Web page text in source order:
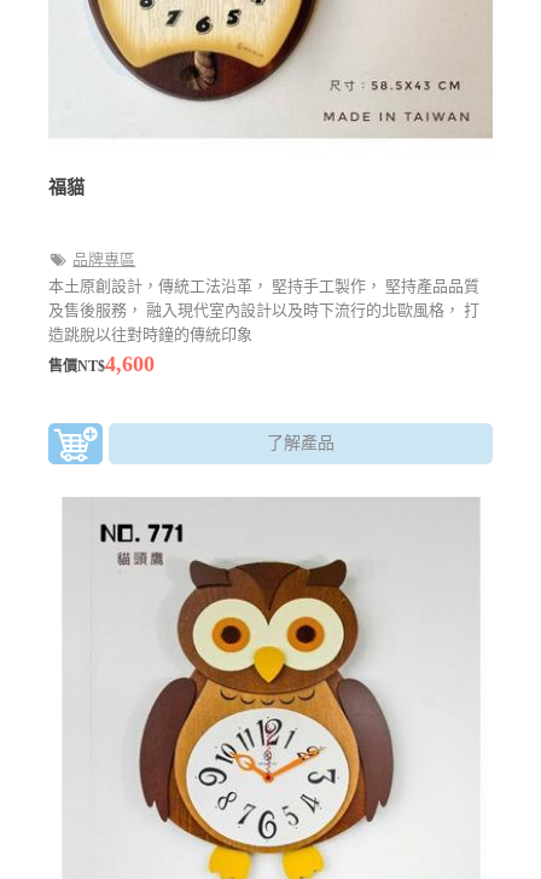
福貓
品牌專區
本土原創設計，傳統工法沿革， 堅持手工製作， 堅持產品品質
及售後服務， 融入現代室內設計以及時下流行的北歐風格， 打
造跳脫以往對時鐘的傳統印象
售價NT$4,600
了解產品